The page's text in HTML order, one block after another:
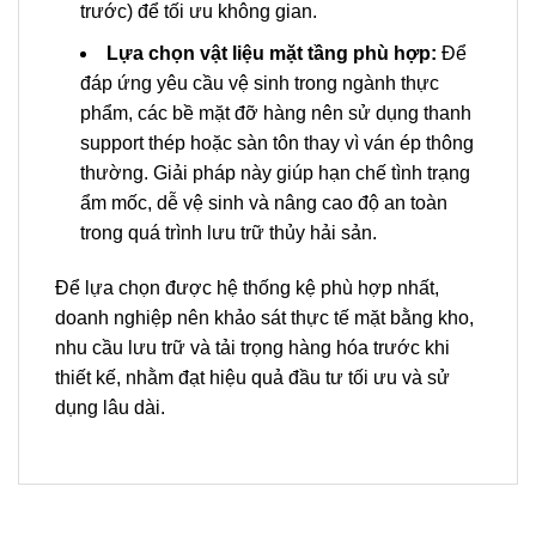
trước) để tối ưu không gian.
Lựa chọn vật liệu mặt tầng phù hợp: Để
đáp ứng yêu cầu vệ sinh trong ngành thực
phẩm, các bề mặt đỡ hàng nên sử dụng thanh
support thép hoặc sàn tôn thay vì ván ép thông
thường. Giải pháp này giúp hạn chế tình trạng
ẩm mốc, dễ vệ sinh và nâng cao độ an toàn
trong quá trình lưu trữ thủy hải sản.
Để lựa chọn được hệ thống kệ phù hợp nhất,
doanh nghiệp nên khảo sát thực tế mặt bằng kho,
nhu cầu lưu trữ và tải trọng hàng hóa trước khi
thiết kế, nhằm đạt hiệu quả đầu tư tối ưu và sử
dụng lâu dài.